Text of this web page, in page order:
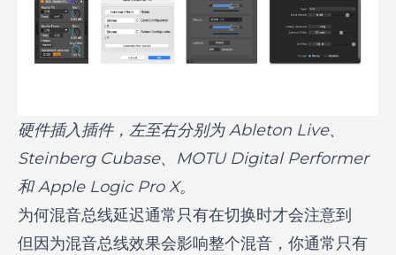
硬件插入插件，左至右分别为 Ableton Live、
Steinberg Cubase、MOTU Digital Performer
和 Apple Logic Pro X。
为何混音总线延迟通常只有在切换时才会注意到
但因为混音总线效果会影响整个混音，你通常只有